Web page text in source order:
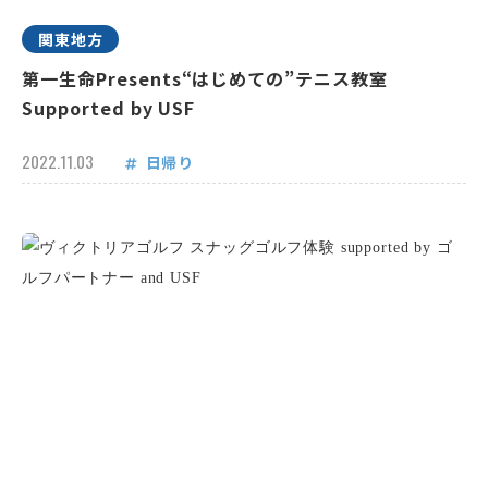
関東地方
第一生命Presents“はじめての”テニス教室
Supported by USF
2022.11.03 日帰り